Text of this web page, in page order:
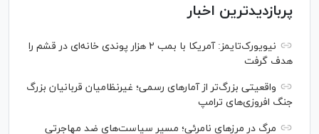
پربازدیدترین اخبار
نیویورک‌تایمز: آمریکا با بمب ۲ هزار پوندی خانه‌ای در قشم را
هدف گرفت
واقعیتی بزرگ‌تر از آمار‌های رسمی؛ غیرنظامیان قربانیان بزرگ
جنگ افروزی‌های ترامپ
مرگ در مرز‌های نامرئی؛ مسیر سیاست‌های ضد مهاجرتی